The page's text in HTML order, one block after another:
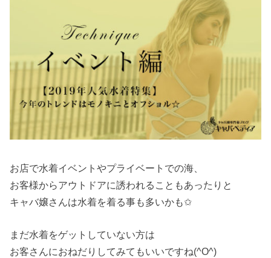
お店で水着イベントやプライベートでの海、
お客様からアウトドアに誘われることもあったりと
キャバ嬢さんは水着を着る事も多いかも✩
まだ水着をゲットしていない方は
お客さんにおねだりしてみてもいいですね(^O^)